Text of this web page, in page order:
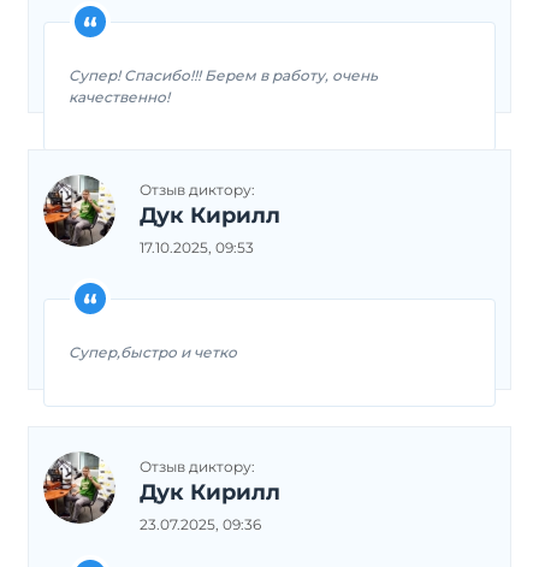
Супер! Спасибо!!! Берем в работу, очень
качественно!
Отзыв диктору:
Дук Кирилл
17.10.2025, 09:53
Супер,быстро и четко
Отзыв диктору:
Дук Кирилл
23.07.2025, 09:36